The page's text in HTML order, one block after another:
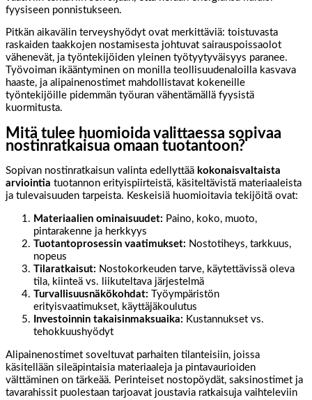
fyysiseen ponnistukseen.
Pitkän aikavälin terveyshyödyt ovat merkittäviä: toistuvasta
raskaiden taakkojen nostamisesta johtuvat sairauspoissaolot
vähenevät, ja työntekijöiden yleinen työtyytyväisyys paranee.
Työvoiman ikääntyminen on monilla teollisuudenaloilla kasvava
haaste, ja alipainenostimet mahdollistavat kokeneille
työntekijöille pidemmän työuran vähentämällä fyysistä
kuormitusta.
Mitä tulee huomioida valittaessa sopivaa
nostinratkaisua omaan tuotantoon?
Sopivan nostinratkaisun valinta edellyttää kokonaisvaltaista
arviointia tuotannon erityispiirteistä, käsiteltävistä materiaaleista
ja tulevaisuuden tarpeista. Keskeisiä huomioitavia tekijöitä ovat:
Materiaalien ominaisuudet: Paino, koko, muoto,
pintarakenne ja herkkyys
Tuotantoprosessin vaatimukset: Nostotiheys, tarkkuus,
nopeus
Tilaratkaisut: Nostokorkeuden tarve, käytettävissä oleva
tila, kiinteä vs. liikuteltava järjestelmä
Turvallisuusnäkökohdat: Työympäristön
erityisvaatimukset, käyttäjäkoulutus
Investoinnin takaisinmaksuaika: Kustannukset vs.
tehokkuushyödyt
Alipainenostimet soveltuvat parhaiten tilanteisiin, joissa
käsitellään sileäpintaisia materiaaleja ja pintavaurioiden
välttäminen on tärkeää. Perinteiset nostopöydät, saksinostimet ja
tavarahissit puolestaan tarjoavat joustavia ratkaisuja vaihteleviin